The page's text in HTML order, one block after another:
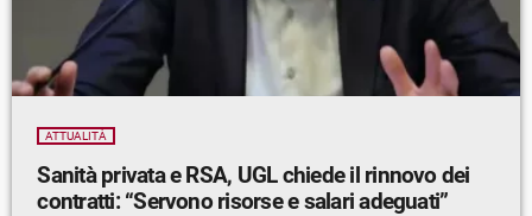
ATTUALITÀ
Sanità privata e RSA, UGL chiede il rinnovo dei
contratti: “Servono risorse e salari adeguati”